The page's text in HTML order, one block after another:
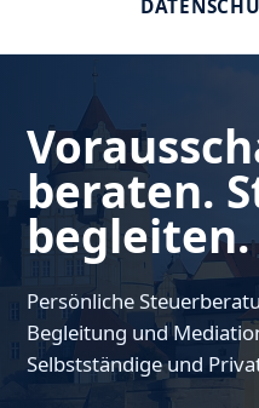
beraten.
begleiten.
Persönliche
Begleitung und
Selbstständige und